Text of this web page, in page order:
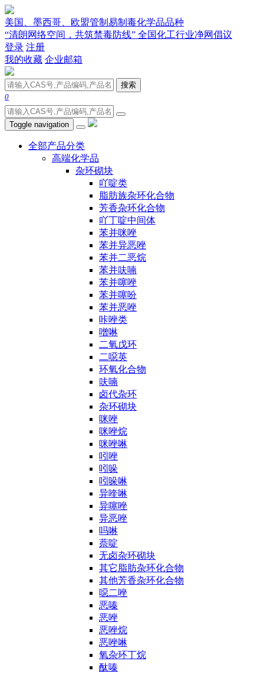
美国、墨西哥、欧盟管制易制毒化学品品种
“清朗网络空间，共筑禁毒防线” 全国化工行业净网倡议
登录 注册
我的收藏 企业邮箱
搜索
0
Toggle navigation
全部产品分类
高端化学品
杂环砌块
吖啶类
脂肪族杂环化合物
芳香杂环化合物
吖丁啶中间体
苯并咪唑
苯并异恶唑
苯并二恶烷
苯并呋喃
苯并噻唑
苯并噻吩
苯并恶唑
咔唑类
噌啉
二氧戊环
二噁英
环氧化合物
呋喃
卤代杂环
杂环砌块
咪唑
咪唑烷
咪唑啉
吲唑
吲哚
吲哚啉
异喹啉
异噻唑
异恶唑
吗啉
萘啶
无卤杂环砌块
其它脂肪杂环化合物
其他芳香杂环化合物
噁二唑
恶嗪
恶唑
恶唑烷
恶唑啉
氧杂环丁烷
酞嗪